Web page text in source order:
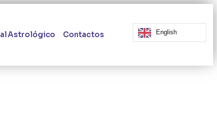
Astrológico Contactos English